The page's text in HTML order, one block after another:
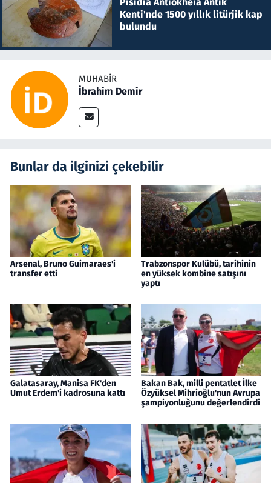
Kenti'nde 1500 yıllık litürjik kap
bulundu
MUHABIR
İbrahim Demir
Bunlar da ilginizi çekebilir
Arsenal, Bruno Guimaraes'i
transfer etti
Trabzonspor Kulübü, tarihinin
en yüksek kombine satışını
yaptı
Galatasaray, Manisa FK'den
Umut Erdem'i kadrosuna kattı
Bakan Bak, milli pentatlet İlke
Özyüksel Mihrioğlu'nun Avrupa
şampiyonluğunu değerlendirdi